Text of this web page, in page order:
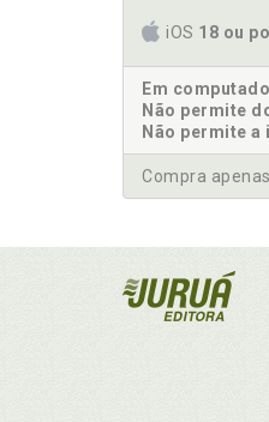
iOS 18 ou
Em
Não permite
Não permite
Compra